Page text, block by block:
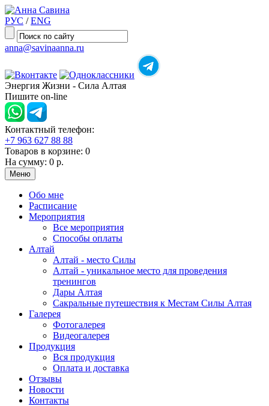
РУС /ENG
anna@savinaanna.ru
Энергия Жизни - Сила Алтая
Пишите on-line
Контактный телефон:
+7 963 627 88 88
Товаров в корзине: 0
На сумму: 0 р.
Меню
Обо мне
Расписание
Мероприятия
Все мероприятия
Способы оплаты
Алтай
Алтай - место Силы
Алтай - уникальное место для проведения
тренингов
Дары Алтая
Сакральные путешествия к Местам Силы Алтая
Галерея
Фотогалерея
Видеогалерея
Продукция
Вся продукция
Оплата и доставка
Отзывы
Новости
Контакты